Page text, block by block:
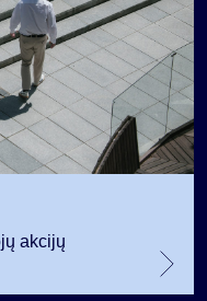
akcijų